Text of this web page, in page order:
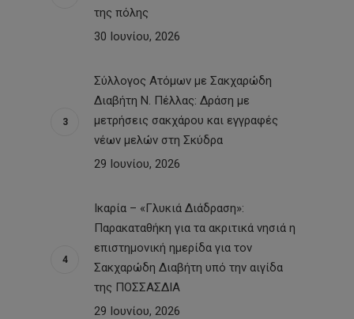
της πόλης
30 Ιουνίου, 2026
Σύλλογος Ατόμων με Σακχαρώδη
Διαβήτη Ν. Πέλλας: Δράση με
μετρήσεις σακχάρου και εγγραφές
νέων μελών στη Σκύδρα
29 Ιουνίου, 2026
Ικαρία – «Γλυκιά Διάδραση»:
Παρακαταθήκη για τα ακριτικά νησιά η
επιστημονική ημερίδα για τον
Σακχαρώδη Διαβήτη υπό την αιγίδα
της ΠΟΣΣΑΣΔΙΑ
29 Ιουνίου, 2026